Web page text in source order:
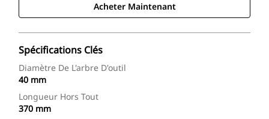
Acheter Maintenant
Spécifications Clés
Diamètre De L'arbre D'outil
40 mm
Longueur Hors Tout
370 mm